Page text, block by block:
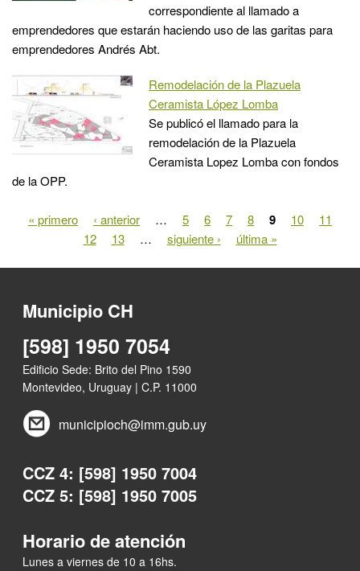
correspondiente al llamado a
emprendedores que estarán haciendo uso de las garitas para
emprendedores Andrés Abt.
Remodelación de la Plazuela
Ceramista López Lomba
Se publicó el llamado para la
remodelación de la Plazuela
Ceramista Lopez Lomba con fondos
de la OPP.
Páginas
« primero ‹ anterior … 5 6 7 8 9 10
11
12
13 … siguiente › última »
Municipio CH
[598] 1950 7054
Edificio Sede: Brito del Pino 1590
Montevideo, Uruguay | C.P. 11000
municipioch@imm.gub.uy
CCZ 4: [598] 1950 7004
CCZ 5: [598] 1950 7005
Horario de atención
Lunes a viernes de 10 a 16hs.